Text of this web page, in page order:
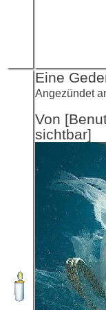
Eine
Angezündet
Von
sichtbar]